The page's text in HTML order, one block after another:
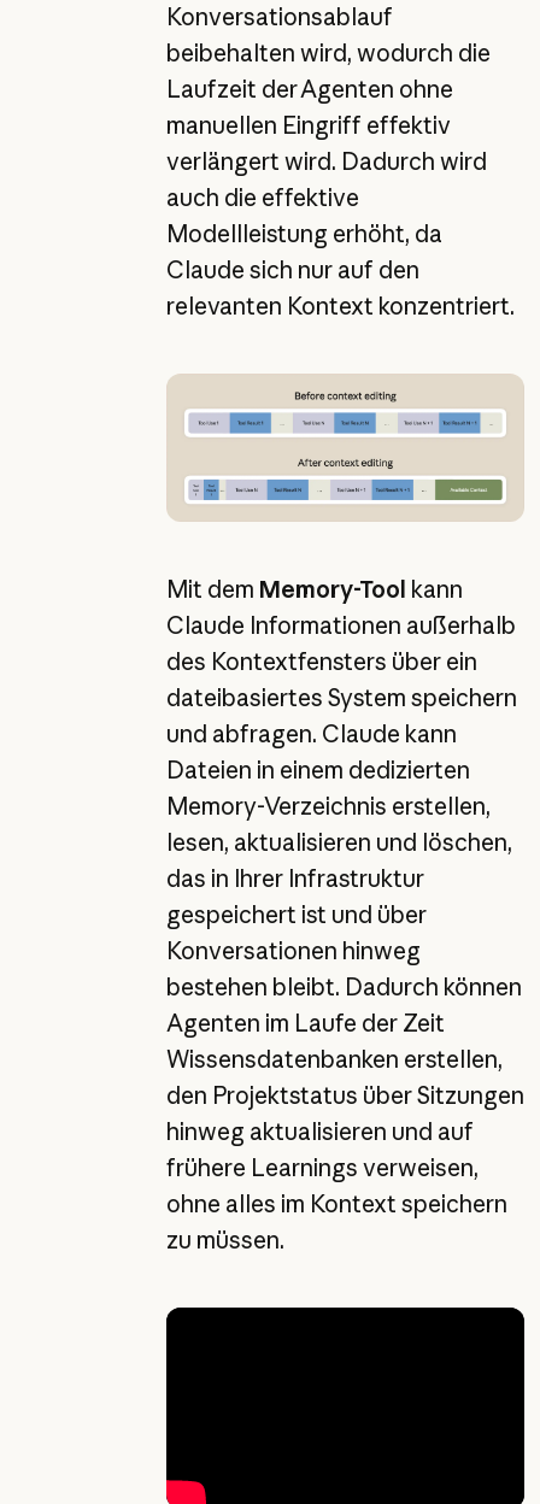
Konversationsablauf
beibehalten wird, wodurch die
Laufzeit der Agenten ohne
manuellen Eingriff effektiv
verlängert wird. Dadurch wird
auch die effektive
Modellleistung erhöht, da
Claude sich nur auf den
relevanten Kontext konzentriert.
Mit dem Memory-Tool kann
Claude Informationen außerhalb
des Kontextfensters über ein
dateibasiertes System speichern
und abfragen. Claude kann
Dateien in einem dedizierten
Memory-Verzeichnis erstellen,
lesen, aktualisieren und löschen,
das in Ihrer Infrastruktur
gespeichert ist und über
Konversationen hinweg
bestehen bleibt. Dadurch können
Agenten im Laufe der Zeit
Wissensdatenbanken erstellen,
den Projektstatus über Sitzungen
hinweg aktualisieren und auf
frühere Learnings verweisen,
ohne alles im Kontext speichern
zu müssen.